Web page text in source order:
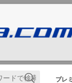
プレ